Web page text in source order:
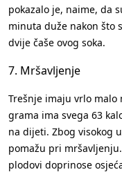
pokazalo je, naime, da
minuta duže nakon što
dvije čaše ovog soka.
7. Mršavljenje
Trešnje imaju vrlo malo
grama ima svega 63
na dijeti. Zbog visokog
pomažu pri
plodovi doprinose